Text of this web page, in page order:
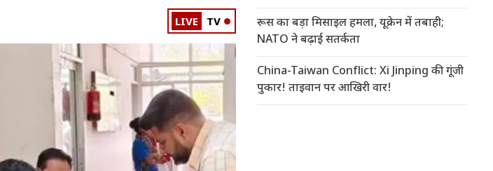
LIVE TV
रूस का बड़ा मिसाइल हमला, यूक्रेन में तबाही;
NATO ने बढ़ाई सतर्कता
China-Taiwan Conflict: Xi Jinping की गूंजी
पुकार! ताइवान पर आखिरी वार!